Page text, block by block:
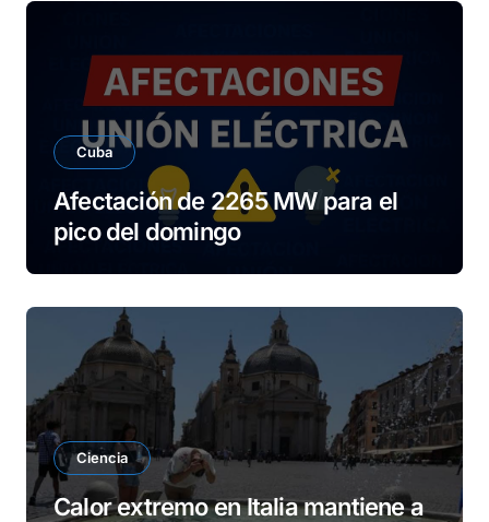
Cuba
Afectación de 2265 MW para el
pico del domingo
Ciencia
Calor extremo en Italia mantiene a